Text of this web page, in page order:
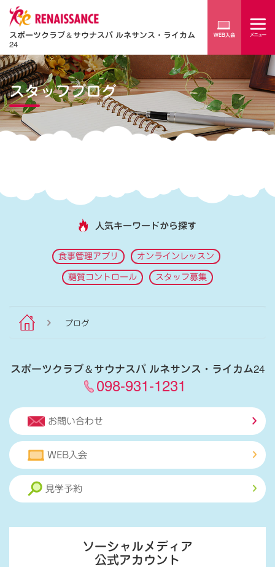
スポーツクラブ＆サウナスパ ルネサンス・ライカム
24
スタッフブログ
人気キーワードから探す
食事管理アプリ オンラインレッスン
糖質コントロール スタッフ募集
ブログ
スポーツクラブ＆サウナスパ ルネサンス・ライカム24
098-931-1231
お問い合わせ
WEB入会
見学予約
ソーシャルメディア
公式アカウント